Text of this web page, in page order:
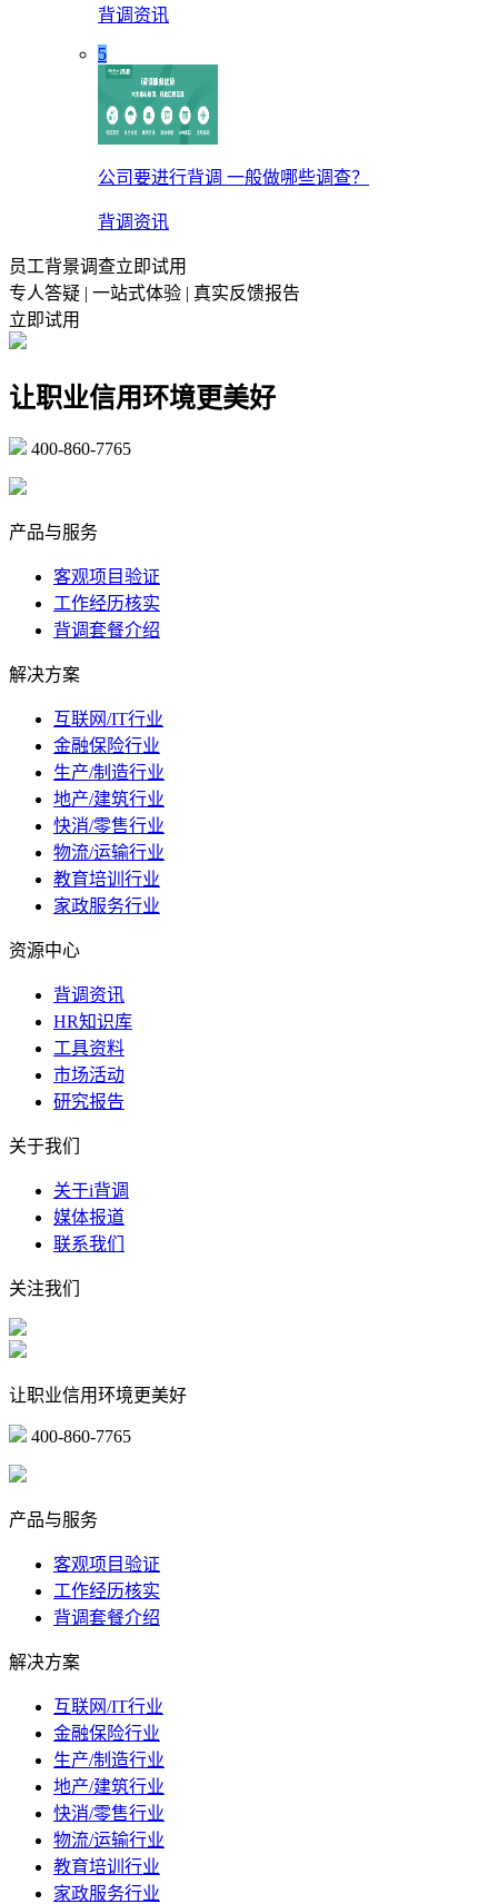
背调资讯
5
公司要进行背调 一般做哪些调查？
背调资讯
员工背景调查立即试用
专人答疑 | 一站式体验 | 真实反馈报告
立即试用
让职业信用环境更美好
400-860-7765
产品与服务
客观项目验证
工作经历核实
背调套餐介绍
解决方案
互联网/IT行业
金融保险行业
生产/制造行业
地产/建筑行业
快消/零售行业
物流/运输行业
教育培训行业
家政服务行业
资源中心
背调资讯
HR知识库
工具资料
市场活动
研究报告
关于我们
关于i背调
媒体报道
联系我们
关注我们
让职业信用环境更美好
400-860-7765
产品与服务
客观项目验证
工作经历核实
背调套餐介绍
解决方案
互联网/IT行业
金融保险行业
生产/制造行业
地产/建筑行业
快消/零售行业
物流/运输行业
教育培训行业
家政服务行业